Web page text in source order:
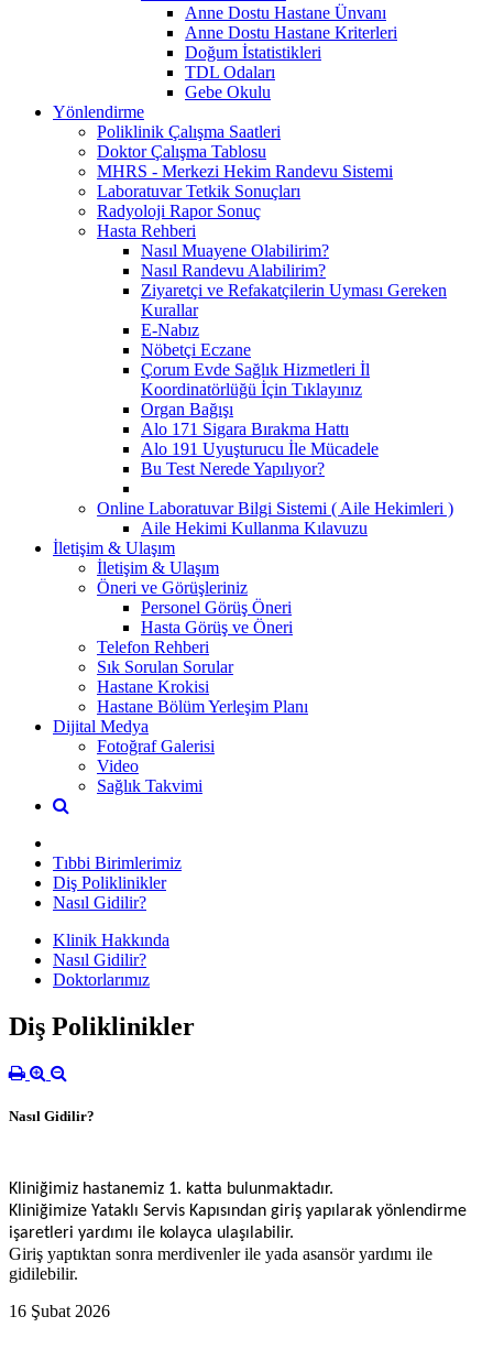
Anne Dostu Hastane Ünvanı
Anne Dostu Hastane Kriterleri
Doğum İstatistikleri
TDL Odaları
Gebe Okulu
Yönlendirme
Poliklinik Çalışma Saatleri
Doktor Çalışma Tablosu
MHRS - Merkezi Hekim Randevu Sistemi
Laboratuvar Tetkik Sonuçları
Radyoloji Rapor Sonuç
Hasta Rehberi
Nasıl Muayene Olabilirim?
Nasıl Randevu Alabilirim?
Ziyaretçi ve Refakatçilerin Uyması Gereken
Kurallar
E-Nabız
Nöbetçi Eczane
Çorum Evde Sağlık Hizmetleri İl
Koordinatörlüğü İçin Tıklayınız
Organ Bağışı
Alo 171 Sigara Bırakma Hattı
Alo 191 Uyuşturucu İle Mücadele
Bu Test Nerede Yapılıyor?
Online Laboratuvar Bilgi Sistemi ( Aile Hekimleri )
Aile Hekimi Kullanma Kılavuzu
İletişim & Ulaşım
İletişim & Ulaşım
Öneri ve Görüşleriniz
Personel Görüş Öneri
Hasta Görüş ve Öneri
Telefon Rehberi
Sık Sorulan Sorular
Hastane Krokisi
Hastane Bölüm Yerleşim Planı
Dijital Medya
Fotoğraf Galerisi
Video
Sağlık Takvimi
Tıbbi Birimlerimiz
Diş Poliklinikler
Nasıl Gidilir?
Klinik Hakkında
Nasıl Gidilir?
Doktorlarımız
Diş Poliklinikler
Nasıl Gidilir?
Kliniğimiz hastanemiz 1. katta bulunmaktadır.
Kliniğimize Yataklı Servis Kapısından giriş yapılarak yönlendirme
işaretleri yardımı ile kolayca ulaşılabilir.
Giriş yaptıktan sonra merdivenler ile yada asansör yardımı ile
gidilebilir.
16 Şubat 2026